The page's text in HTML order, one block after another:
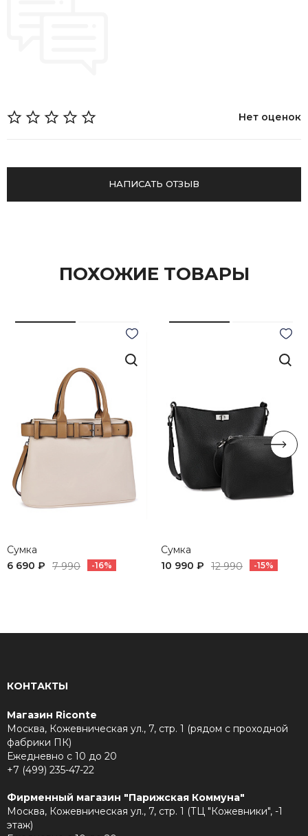
Нет оценок
НАПИСАТЬ ОТЗЫВ
ПОХОЖИЕ ТОВАРЫ
Сумка
6 690 ₽
7 990 -16%
Сумка
10 990 ₽
12 990 -15%
КОНТАКТЫ
Магазин Riconte
Москва, Кожевническая ул., 7, стр. 1 (рядом с проходной
фабрики ПК)
Ежедневно с 10 до 20
+7 (499) 235-47-22
Фирменный магазин "Парижская Коммуна"
Москва, Кожевническая ул., 7, стр. 1 (ТЦ "Кожевники", -1
этаж)